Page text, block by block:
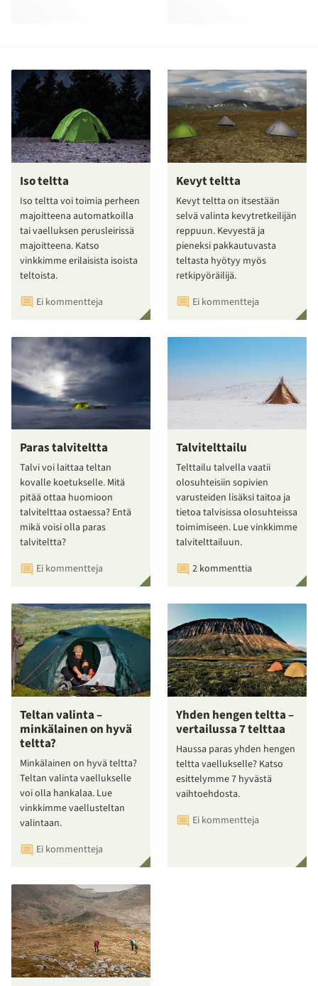
Iso teltta
Iso teltta voi toimia perheen
majoitteena automatkoilla
tai vaelluksen perusleirissä
majoitteena. Katso
vinkkimme erilaisista isoista
teltoista.
Ei kommentteja
Kevyt teltta
Kevyt teltta on itsestään
selvä valinta kevytretkeilijän
reppuun. Kevyestä ja
pieneksi pakkautuvasta
teltasta hyötyy myös
retkipyöräilijä.
Ei kommentteja
Paras talviteltta
Talvi voi laittaa teltan
kovalle koetukselle. Mitä
pitää ottaa huomioon
talvitelttaa ostaessa? Entä
mikä voisi olla paras
talviteltta?
Ei kommentteja
Talvitelttailu
Telttailu talvella vaatii
olosuhteisiin sopivien
varusteiden lisäksi taitoa ja
tietoa talvisissa olosuhteissa
toimimiseen. Lue vinkkimme
talvitelttailuun.
2 kommenttia
Teltan valinta –
minkälainen on hyvä
teltta?
Minkälainen on hyvä teltta?
Teltan valinta vaellukselle
voi olla hankalaa. Lue
vinkkimme vaellusteltan
valintaan.
Ei kommentteja
Yhden hengen teltta –
vertailussa 7 telttaa
Haussa paras yhden hengen
teltta vaellukselle? Katso
esittelymme 7 hyvästä
vaihtoehdosta.
Ei kommentteja